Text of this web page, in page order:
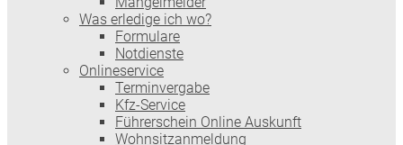
Was erledige ich wo?
Formulare
Notdienste
Onlineservice
Terminvergabe
Kfz-Service
Führerschein Online Auskunft
Wohnsitzanmeldung